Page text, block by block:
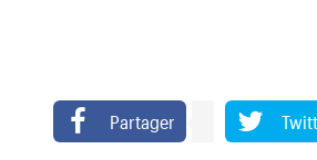
Partager